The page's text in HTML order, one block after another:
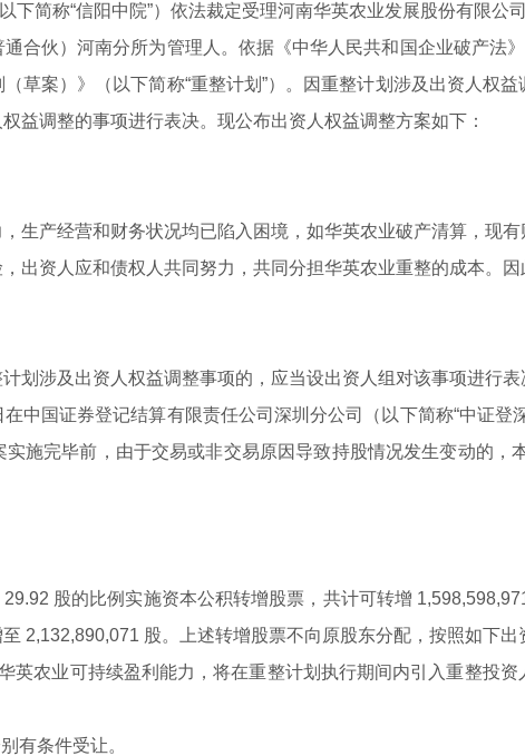
称“信阳中院”）依法裁定受理河南华英农业发展股份有限公
合伙）河南分所为管理人。依据《中华人民共和国企业破产法
草案）》（以下简称“重整计划”）。因重整计划涉及出资人权
益调整的事项进行表决。现公布出资人权益调整方案如下：
产经营和财务状况均已陷入困境，如华英农业破产清算，现有
出资人应和债权人共同努力，共同分担华英农业重整的成本。因
涉及出资人权益调整事项的，应当设出资人组对该事项进行表
国证券登记结算有限责任公司深圳分公司（以下简称“中证登
施完毕前，由于交易或非交易原因导致持股情况发生变动的
股的比例实施资本公积转增股票，共计可转增
2,132,890,071 股。上述转增股票不向原股东分配，按照如下出
农业可持续盈利能力，将在重整计划执行期间内引入重整投资
有条件受让。